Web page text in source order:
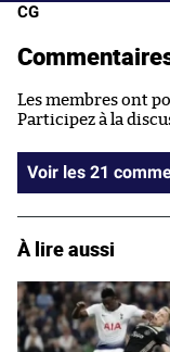
CG
Les membres ont
Participez à la
Voir les 21
À lire aussi